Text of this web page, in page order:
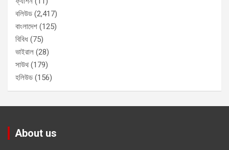
বলিউড (2,417)
বাংলাদেশ (125)
বিবিধ (75)
ভাইরাল (28)
সাউথ (179)
হলিউড (156)
About us